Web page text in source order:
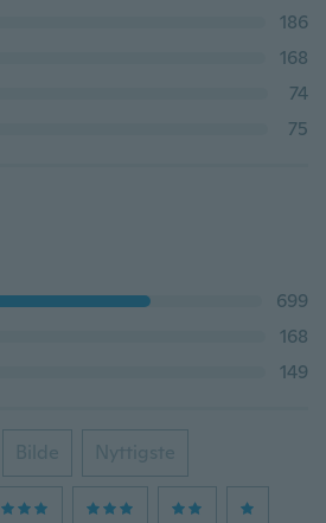
186
168
74
75
699
168
149
Bilde Nyttigste